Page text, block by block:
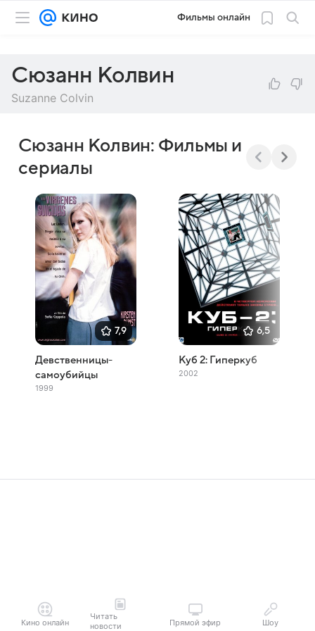
Фильмы онлайн
Сюзанн Колвин
Suzanne Colvin
Сюзанн Колвин: Фильмы и
сериалы
7,9
Девственницы-
самоубийцы
1999
6,5
Куб 2: Гиперкуб
2002
Кино онлайн
Читать
новости
Прямой эфир Шоу